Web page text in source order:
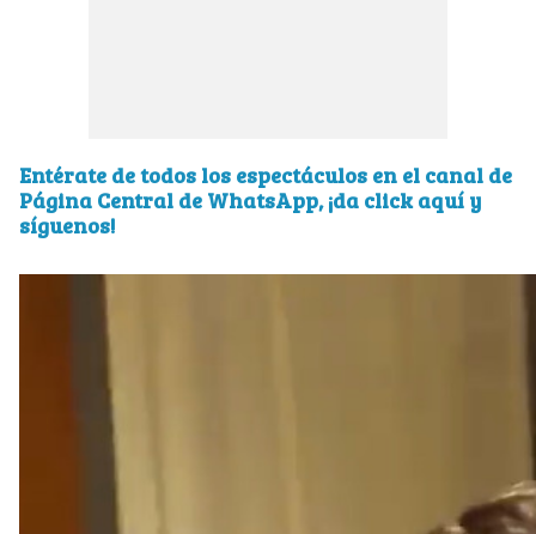
Entérate de todos los espectáculos en el canal de
Página Central de WhatsApp, ¡da click aquí y
síguenos!